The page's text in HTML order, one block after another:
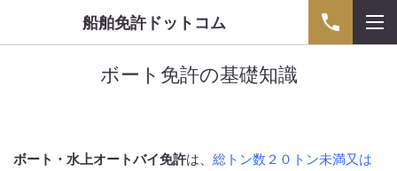
船舶免許ドットコム
ボート免許の基礎知識
ボート・水上オートバイ免許は、 総トン数２０トン未満又は